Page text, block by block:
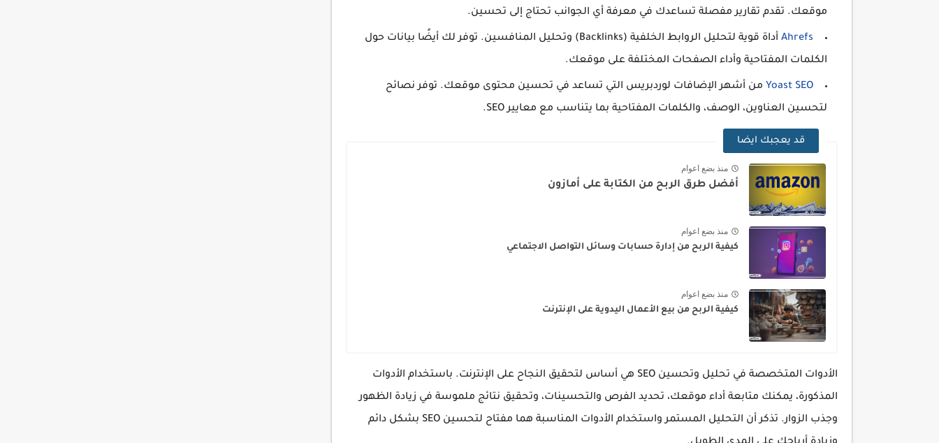
موقعك. تقدم تقارير مفصلة تساعدك في معرفة أي الجوانب تحتاج إلى تحسين.
Ahrefs
أداة قوية لتحليل الروابط الخلفية (Backlinks) وتحليل المنافسين. توفر لك أيضًا بيانات حول
الكلمات المفتاحية وأداء الصفحات المختلفة على موقعك.
Yoast SEO من أشهر الإضافات لوردبريس التي تساعد في تحسين محتوى موقعك. توفر نصائح
لتحسين العناوين، الوصف، والكلمات المفتاحية بما يتناسب مع معايير SEO.
قد يعجبك ايضا
منذ بضع اعوام
أفضل طرق الربح من الكتابة على أمازون
منذ بضع اعوام
كيفية الربح من إدارة حسابات وسائل التواصل الاجتماعي
منذ بضع اعوام
كيفية الربح من بيع الأعمال اليدوية على الإنترنت
الأدوات المتخصصة في تحليل وتحسين SEO هي أساس لتحقيق النجاح على الإنترنت. باستخدام الأدوات
المذكورة، يمكنك متابعة أداء موقعك، تحديد الفرص والتحسينات، وتحقيق نتائج ملموسة في زيادة الظهور
وجذب الزوار. تذكر أن التحليل المستمر واستخدام الأدوات المناسبة هما مفتاح لتحسين SEO بشكل دائم